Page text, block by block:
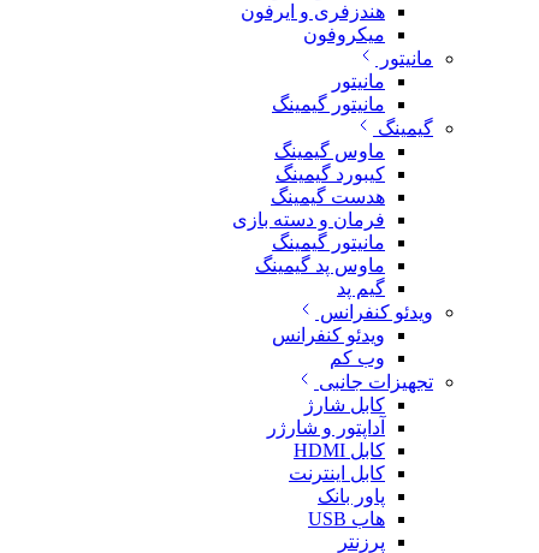
هندزفری و ایرفون
میکروفون
مانیتور
مانیتور
مانیتور گیمینگ
گیمینگ
ماوس گیمینگ
کیبورد گیمینگ
هدست گیمینگ
فرمان و دسته بازی
مانیتور گیمینگ
ماوس پد گیمینگ
گیم پد
ویدئو کنفرانس
ویدئو کنفرانس
وب کم
تجهیزات جانبی
کابل شارژ
آداپتور و شارژر
کابل HDMI
کابل اینترنت
پاور بانک
هاب USB
پرزنتر